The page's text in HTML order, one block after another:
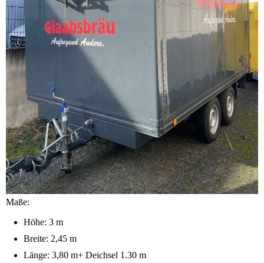
Maße:
Höhe: 3 m
Breite: 2,45 m
Länge: 3,80 m+ Deichsel 1.30 m